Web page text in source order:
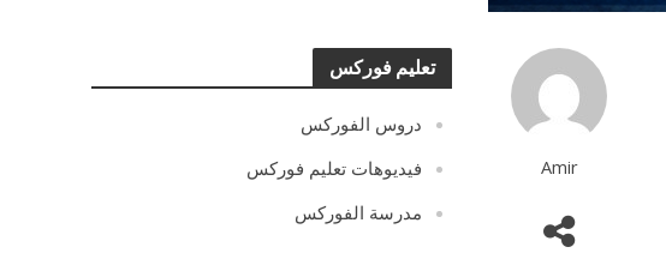
تعليم فوركس
دروس الفوركس
فيديوهات تعليم فوركس
مدرسة الفوركس
Amir